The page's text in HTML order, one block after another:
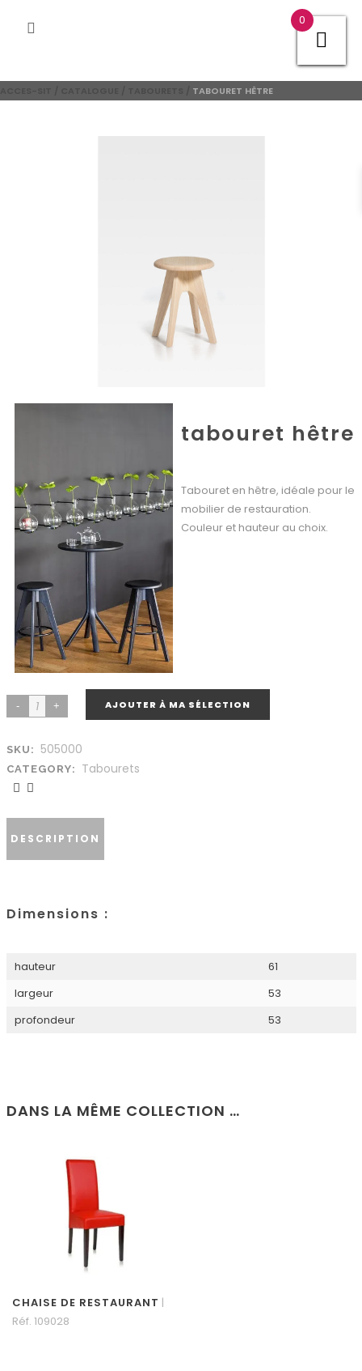
TABOURET HÊTRE
tabouret hêtre
Tabouret en hêtre, idéale pour le
mobilier de restauration.
Couleur et hauteur au choix.
AJOUTER À MA SÉLECTION
SKU: 505000
CATEGORY: Tabourets
DESCRIPTION
Dimensions :
hauteur
61
largeur
53
profondeur
53
DANS LA MÊME COLLECTION …
CHAISE DE RESTAURANT |
Réf. 109028
0